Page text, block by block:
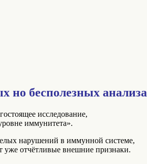
но бесполезных анализа
исследование,
иммунитета».
нарушений в иммунной системе,
отчётливые внешние признаки.